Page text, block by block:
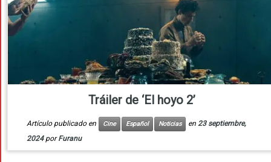
Tráiler de ‘El hoyo 2’
Artículo publicado en Cine Español Noticias en 23 septiembre,
2024 porFuranu